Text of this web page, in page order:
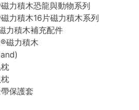
力積木恐龍與動物系列
力積木16片磁力積木系列
力積木補充配件
磁力積木
保護套